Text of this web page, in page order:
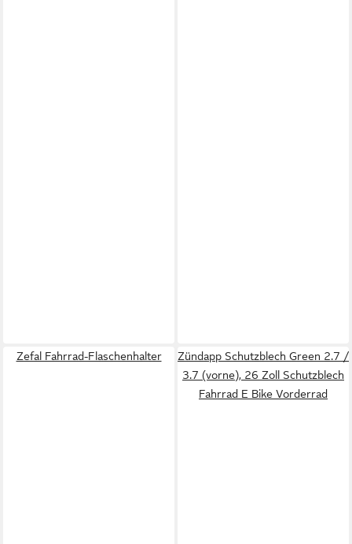
Zefal Fahrrad-Flaschenhalter
Zündapp Schutzblech Green 2.7 /
3.7 (vorne), 26 Zoll Schutzblech
Fahrrad E Bike Vorderrad